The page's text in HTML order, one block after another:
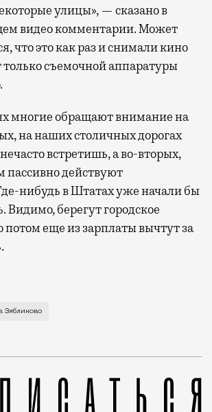
улицы», — сказано в
видео комментарии. Может
что это как раз и снимали кино
только съемочной аппаратуры
многие обращают внимание на
на наших столичных дорогах
встретишь, а во-вторых,
пассивно действуют
нибудь в Штатах уже начали бы
Видимо, берегут городское
потом еще из зарплаты вычтут за
что нарушителя в какой-то
Зябликово